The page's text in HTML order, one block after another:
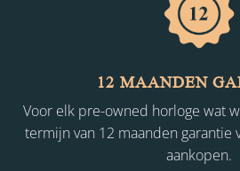
12 MAANDEN
Voor elk pre-owned horloge wat
termijn van 12 maanden garantie
aankopen.